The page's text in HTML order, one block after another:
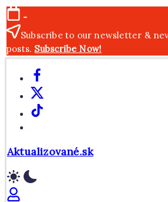
Skip
to
content
-
Subscribe to our newsletter &
posts. Subscribe Now!
Facebook
X
TikTok
Aktualizované.sk